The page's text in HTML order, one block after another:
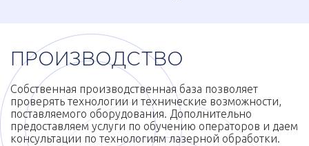
ПРОИЗВОДСТВО
Собственная производственная база позволяет
проверять технологии и технические возможности,
поставляемого оборудования. Дополнительно
предоставляем услуги по обучению операторов и даем
консультации по технологиям лазерной обработки.